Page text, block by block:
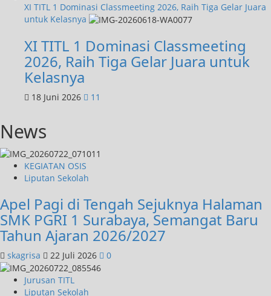
XI TITL 1 Dominasi Classmeeting 2026, Raih Tiga Gelar Juara
untuk Kelasnya
XI TITL 1 Dominasi Classmeeting
2026, Raih Tiga Gelar Juara untuk
Kelasnya
18 Juni 2026 11
News
KEGIATAN OSIS
Liputan Sekolah
Apel Pagi di Tengah Sejuknya Halaman
SMK PGRI 1 Surabaya, Semangat Baru
Tahun Ajaran 2026/2027
skagrisa 22 Juli 2026 0
Jurusan TITL
Liputan Sekolah